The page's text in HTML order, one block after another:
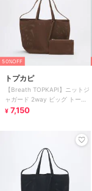
50%OFF
トプカピ
【Breath TOPKAPI】ニットジ
ャガード 2way ビッグ トート
バッグ ポーチ付き
¥ 7,150